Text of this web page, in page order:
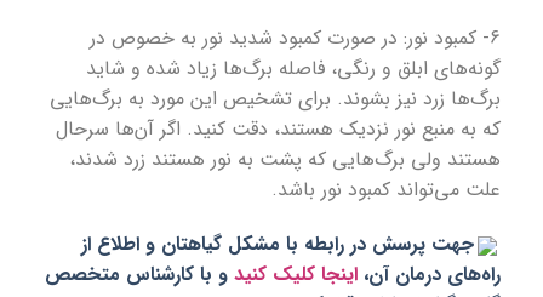
6- کمبود نور: در صورت کمبود شدید نور به خصوص در
گونه‌های ابلق و رنگی، فاصله برگ‌ها زیاد شده و شاید
برگ‌ها زرد نیز بشوند. برای تشخیص این مورد به برگ‌‌هایی
که به منبع نور نزدیک هستند، دقت کنید. اگر آن‌ها سرحال
هستند ولی برگ‌هایی که پشت به نور هستند زرد شدند،
‌علت می‌تواند کمبود نور باشد.
جهت پرسش در رابطه با مشکل گیاهتان و اطلاع از
راه‌های درمان آن، اینجا کلیک کنید و با کارشناس متخصص